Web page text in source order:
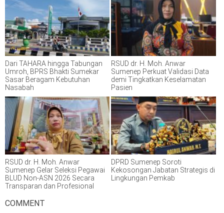
Dari TAHARA hingga Tabungan
Umroh, BPRS Bhakti Sumekar
Sasar Beragam Kebutuhan
Nasabah
RSUD dr. H. Moh. Anwar
Sumenep Perkuat Validasi Data
demi Tingkatkan Keselamatan
Pasien
RSUD dr. H. Moh. Anwar
Sumenep Gelar Seleksi Pegawai
BLUD Non-ASN 2026 Secara
Transparan dan Profesional
DPRD Sumenep Soroti
Kekosongan Jabatan Strategis di
Lingkungan Pemkab
COMMENT